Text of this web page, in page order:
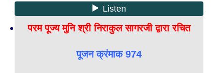
परम पूज्य मुनि श्री निराकुल सागरजी द्वारा रचित
पूजन क्रंमाक 974